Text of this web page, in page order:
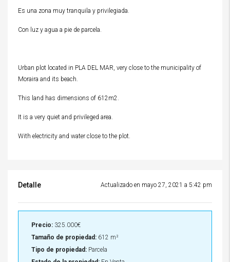
Es una zona muy tranquila y privilegiada.
Con luz y agua a pie de parcela.
Urban plot located in PLA DEL MAR, very close to the municipality of
Moraira and its beach.
This land has dimensions of 612m2.
It is a very quiet and privileged area.
With electricity and water close to the plot.
Detalle Actualizado en mayo 27, 2021 a 5:42 pm
Precio: 325.000€
Tamaño de propiedad: 612 m²
Tipo de propiedad: Parcela